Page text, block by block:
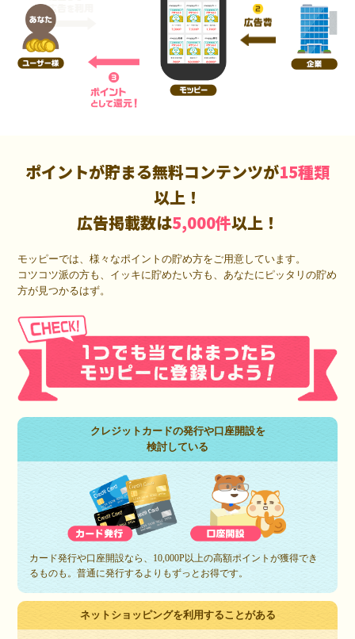
ポイントが貯まる無料コンテンツが15種類
以上！
広告掲載数は5,000件以上！
モッピーでは、様々なポイントの貯め方をご用意しています。
コツコツ派の方も、イッキに貯めたい方も、あなたにピッタリの貯め
方が見つかるはず。
クレジットカードの発行や口座開設を
検討している
カード発行や口座開設なら、10,000P以上の高額ポイントが獲得でき
るものも。普通に発行するよりもずっとお得です。
ネットショッピングを利用することがある